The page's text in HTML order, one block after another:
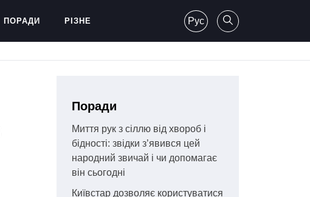
ПОРАДИ РІЗНЕ Рус
Поради
Миття рук з сіллю від хвороб і
бідності: звідки з’явився цей
народний звичай і чи допомагає
він сьогодні
Київстар дозволяє користуватися